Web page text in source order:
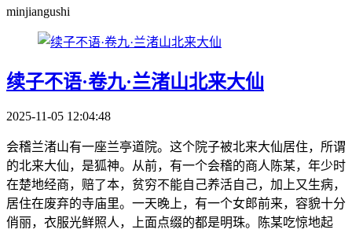
minjiangushi
续子不语·卷九·兰渚山北来大仙
2025-11-05 12:04:48
会稽兰渚山有一座兰亭道院。这个院子被北来大仙居住，所谓
的北来大仙，是狐神。从前，有一个会稽的商人陈某，年少时
在楚地经商，赔了本，贫穷不能自己养活自己，加上又生病，
居住在废弃的寺庙里。一天晚上，有一个女郎前来，容貌十分
俏丽，衣服光鲜照人，上面点缀的都是明珠。陈某吃惊地起